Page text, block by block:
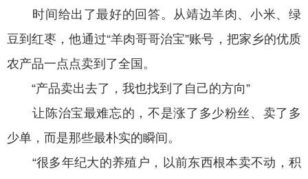
时间给出了最好的回答。从靖边羊肉、小米、绿
豆到红枣，他通过“羊肉哥哥治宝”账号，把家乡的优质
农产品一点点卖到了全国。
“产品卖出去了，我也找到了自己的方向”
让陈治宝最难忘的，不是涨了多少粉丝、卖了多
少单，而是那些最朴实的瞬间。
“很多年纪大的养殖户，以前东西根本卖不动，积